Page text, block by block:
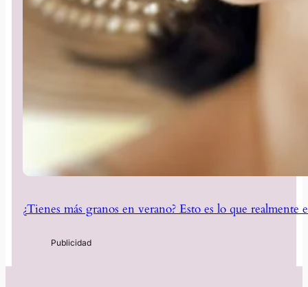
¿Tienes más granos en verano? Esto es lo que realmente